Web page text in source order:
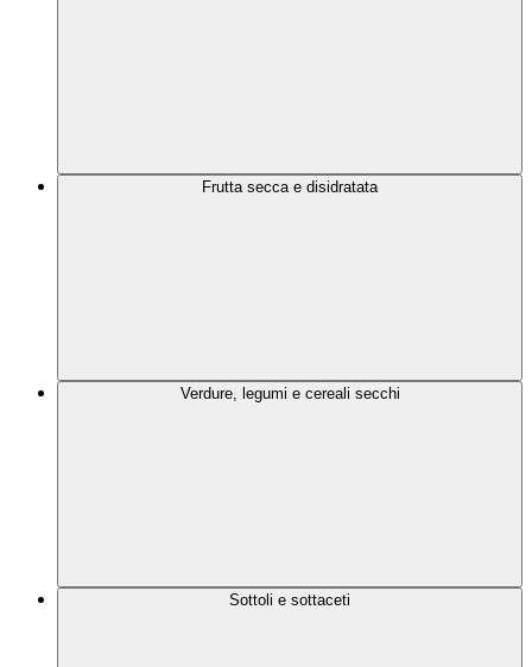
Frutta secca e disidratata
Verdure, legumi e cereali secchi
Sottoli e sottaceti